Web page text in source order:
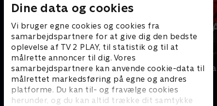
Dine data og cookies
Vi bruger egne cookies og cookies fra
samarbejdspartnere for at give dig den bedste
oplevelse af TV 2 PLAY, til statistik og til at
målrette annoncer til dig. Vores
samarbejdspartnere kan anvende cookie-data til
målrettet markedsføring på egne og andres
platforme. Du kan til- og fravælge cookies
herunder, og du kan altid trække dit samtykke
Interview med dronning Margrethe
- 100-året for Genforeningen
2020 • Nyheder • 38 min
Nyheder